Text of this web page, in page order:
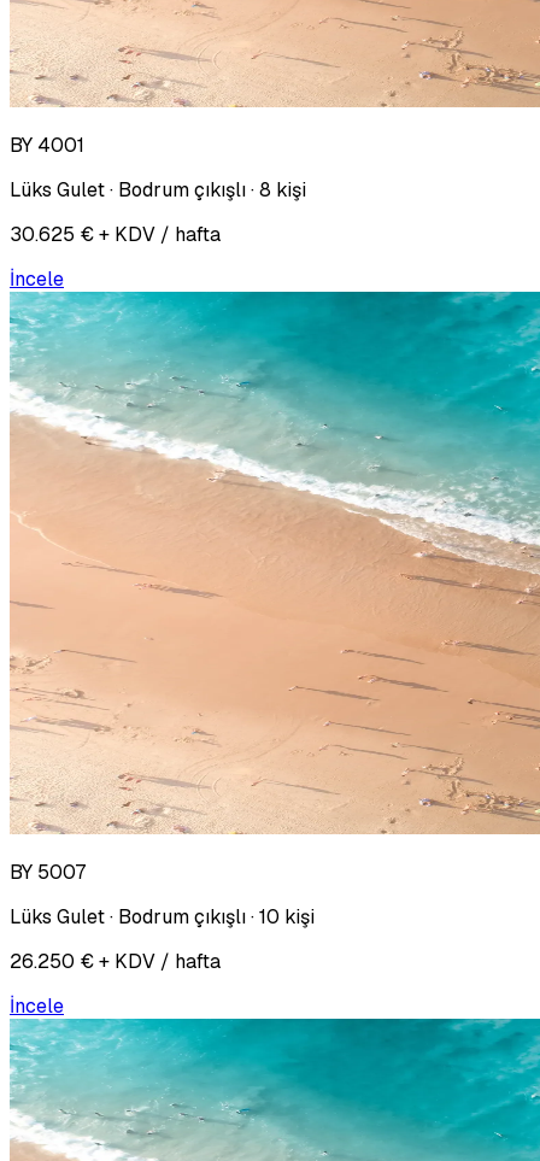
BY 4001
Lüks Gulet · Bodrum çıkışlı · 8 kişi
30.625 € + KDV / hafta
İncele
BY 5007
Lüks Gulet · Bodrum çıkışlı · 10 kişi
26.250 € + KDV / hafta
İncele